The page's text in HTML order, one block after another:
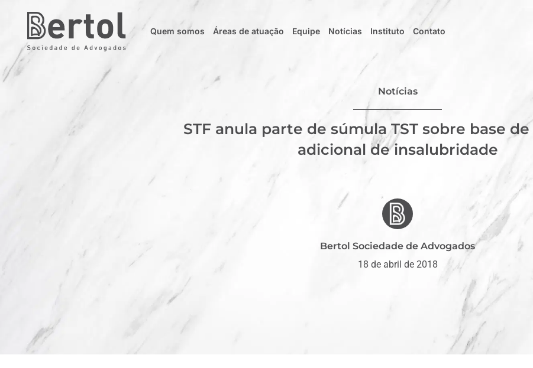
Quem somos Áreas de atuação Equipe Notícias Instituto Contato
Notícias
STF anula parte de súmula TST sobre base
adicional de insalubridade
Bertol Sociedade de Advogados
18 de abril de 2018